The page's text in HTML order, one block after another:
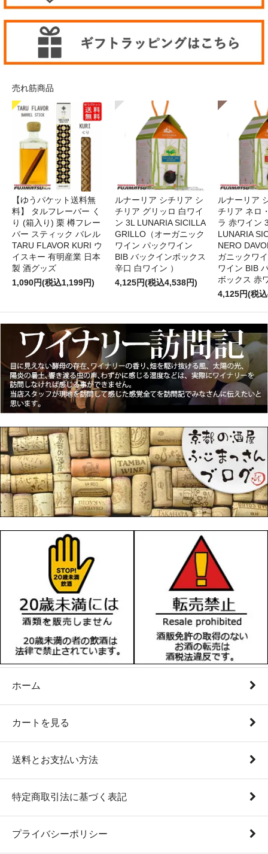
売れ筋商品
【ゆうパケット送料無
料】 タルフレーバー く
り (箱入り) 栗 樽フレー
バー スティック バレル
TARU FLAVOR KURI ウ
イスキー 有明産業 日本
製 酒グッズ
1,090円(税込1,199円)
ルナーリア シチリア シ
チリア グリッロ 白ワイ
ン 3L LUNARIA SICILLA
GRILLO（オーガニック
ワイン パックワイン
BIB バックインボックス
辛口 白ワイン ）
4,125円(税込4,538円)
ルナーリア
チリア ネロ
ラ 赤ワイ
LUNARIA
NERO
ガニックワ
ワイン BIB
ボックス 赤
4,125円(税
ホーム
カートを見る
送料とお支払い方法
特定商取引法に基づく表記
プライバシーポリシー